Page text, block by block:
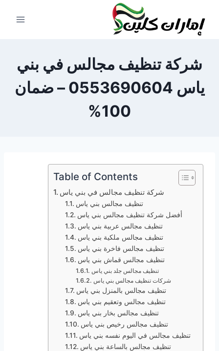
المحتوى
شركة تنظيف مجالس في بني
ياس 0553690604 – ضمان
100%
Table of Contents
شركة تنظيف مجالس في بني ياس
تنظيف مجالس بني ياس
أفضل شركة تنظيف مجالس بني ياس
تنظيف مجالس عربية بني ياس
تنظيف مجالس ملكية بني ياس
تنظيف مجالس فاخرة بني ياس
تنظيف مجالس قماش بني ياس
تنظيف مجالس جلد بني ياس
شركات تنظيف مجالس بني ياس
تنظيف مجالس بالمنزل بني ياس
تنظيف مجالس وتعقيم بني ياس
تنظيف مجالس بخار بني ياس
تنظيف مجالس رخيص بني ياس
تنظيف مجالس في اليوم نفسه بني ياس
تنظيف مجالس بالساعة بني ياس